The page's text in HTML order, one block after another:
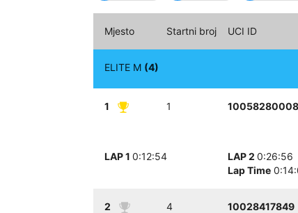
Mjesto Startni broj UCI ID
ELITE M (4)
1 1 10058280008
LAP 10:12:54 LAP 2 0:26:56
Lap Time
2 4 10028417849